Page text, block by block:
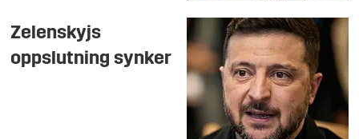
Zelenskyjs
oppslutning synker